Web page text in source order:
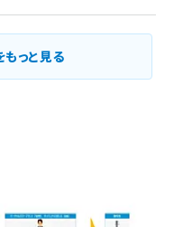
っと見る